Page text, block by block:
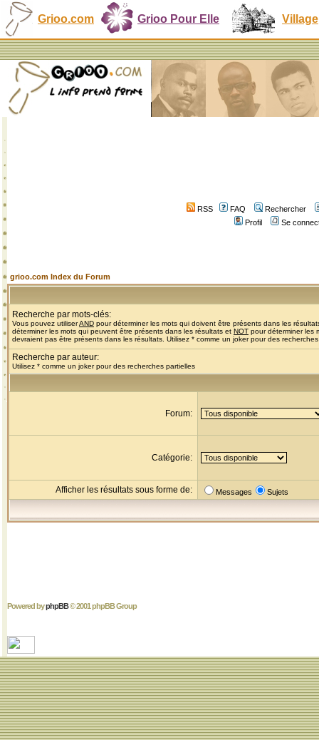
Grioo.com Grioo Pour Elle Village
RSS FAQ
Rechercher
Profil
Se
grioo.com Index du Forum
Recherche par mots-clés:
Vous pouvez utiliserAND pour déterminer les mots qui doivent être présents dans les
déterminer les mots qui peuvent être présents dans les résultats et NOT pour déterminer les
devraient pas être présents dans les résultats. Utilisez * comme un joker pour des
Recherche par auteur:
Utilisez * comme un joker pour des recherches partielles
Forum:
Catégorie:
Afficher les résultats sous forme de: Messages Sujets
Powered byphpBB© 2001 phpBB Group